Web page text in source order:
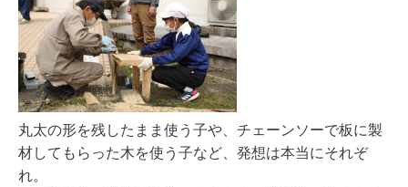
丸太の形を残したまま使う子や、チェーンソーで板に製
材してもらった木を使う子など、発想は本当にそれぞ
れ。